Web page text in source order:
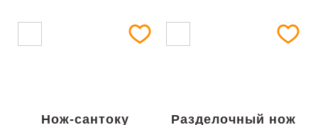
Нож-сантоку
Разделочный нож